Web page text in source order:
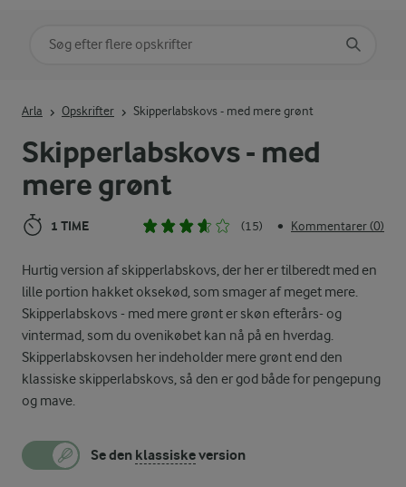
Skipperlabskovs - med
mere grønt
1 TIME (15) • Kommentarer (0)
Hurtig version af skipperlabskovs, der her er tilberedt med en
lille portion hakket oksekød, som smager af meget mere.
Skipperlabskovs - med mere grønt er skøn efterårs- og
vintermad, som du ovenikøbet kan nå på en hverdag.
Skipperlabskovsen her indeholder mere grønt end den
klassiske skipperlabskovs, så den er god både for pengepung
og mave.
Se den klassiskeversion
Arla Opskrifter Skipperlabskovs - med mere grønt
Søg på kategori